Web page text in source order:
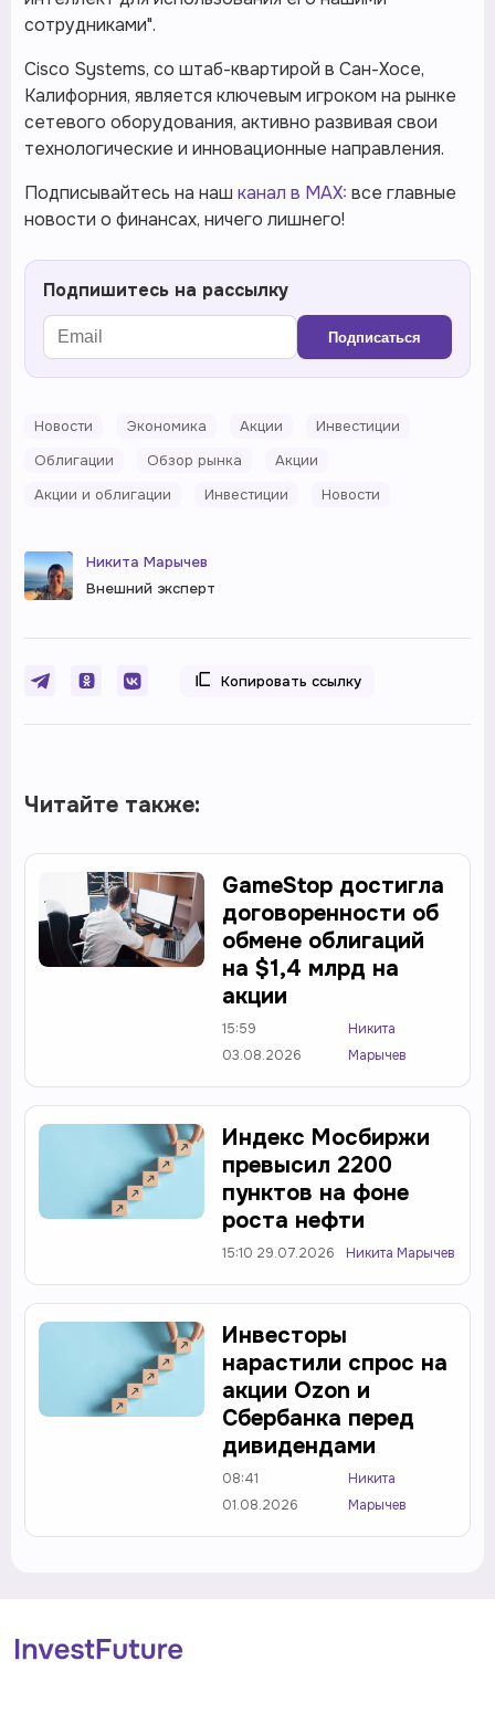
сотрудниками".
Cisco Systems, со штаб-квартирой в Сан-Хосе,
Калифорния, является ключевым игроком на рынке
сетевого оборудования, активно развивая свои
технологические и инновационные направления.
Подписывайтесь на наш канал в MAX: все главные
новости о финансах, ничего лишнего!
Подпишитесь на рассылку
Подписаться
Новости Экономика Акции
Инвестиции
Облигации
Обзор рынка
Акции
Акции и облигации
Инвестиции Новости
Никита Марычев
Внешний эксперт
Копировать ссылку
Читайте также:
GameStop достигла
договоренности об
обмене облигаций
на $1,4 млрд на
акции
15:59
03.08.2026
Никита
Марычев
Индекс Мосбиржи
превысил 2200
пунктов на фоне
роста нефти
15:10 29.07.2026 Никита Марычев
Инвесторы
нарастили спрос на
акции Ozon и
Сбербанка перед
дивидендами
08:41
01.08.2026
Никита
Марычев